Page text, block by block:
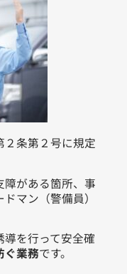
２条第２号に規定
がある箇所、事
マン（警備員）
を行って安全確
ぐ業務です。